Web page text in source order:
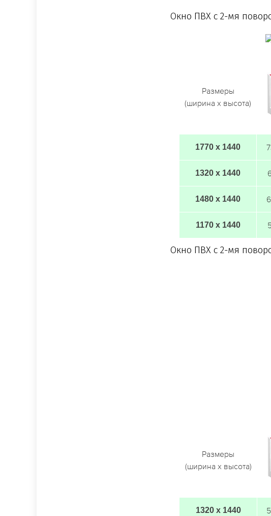
Окно ПВХ с 2-мя
Размеры
(ширина х высота)
1770 х 1440
1320 х 1440
1480 х 1440
1170 х 1440
Окно ПВХ с 2-мя
Размеры
(ширина х высота)
1320 х 1440